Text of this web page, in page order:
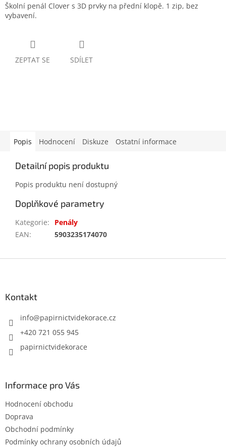
Školní penál Clover s 3D prvky na přední klopě. 1 zip, bez
vybavení.
ZEPTAT SE SDÍLET
Popis Hodnocení Diskuze Ostatní informace
Detailní popis produktu
Popis produktu není dostupný
Doplňkové parametry
Kategorie:
Penály
EAN: 5903235174070
Kontakt
info@papirnictvidekorace.cz
+420 721 055 945
papirnictvidekorace
Informace pro Vás
Hodnocení obchodu
Doprava
Obchodní podmínky
Podmínky ochrany osobních údajů